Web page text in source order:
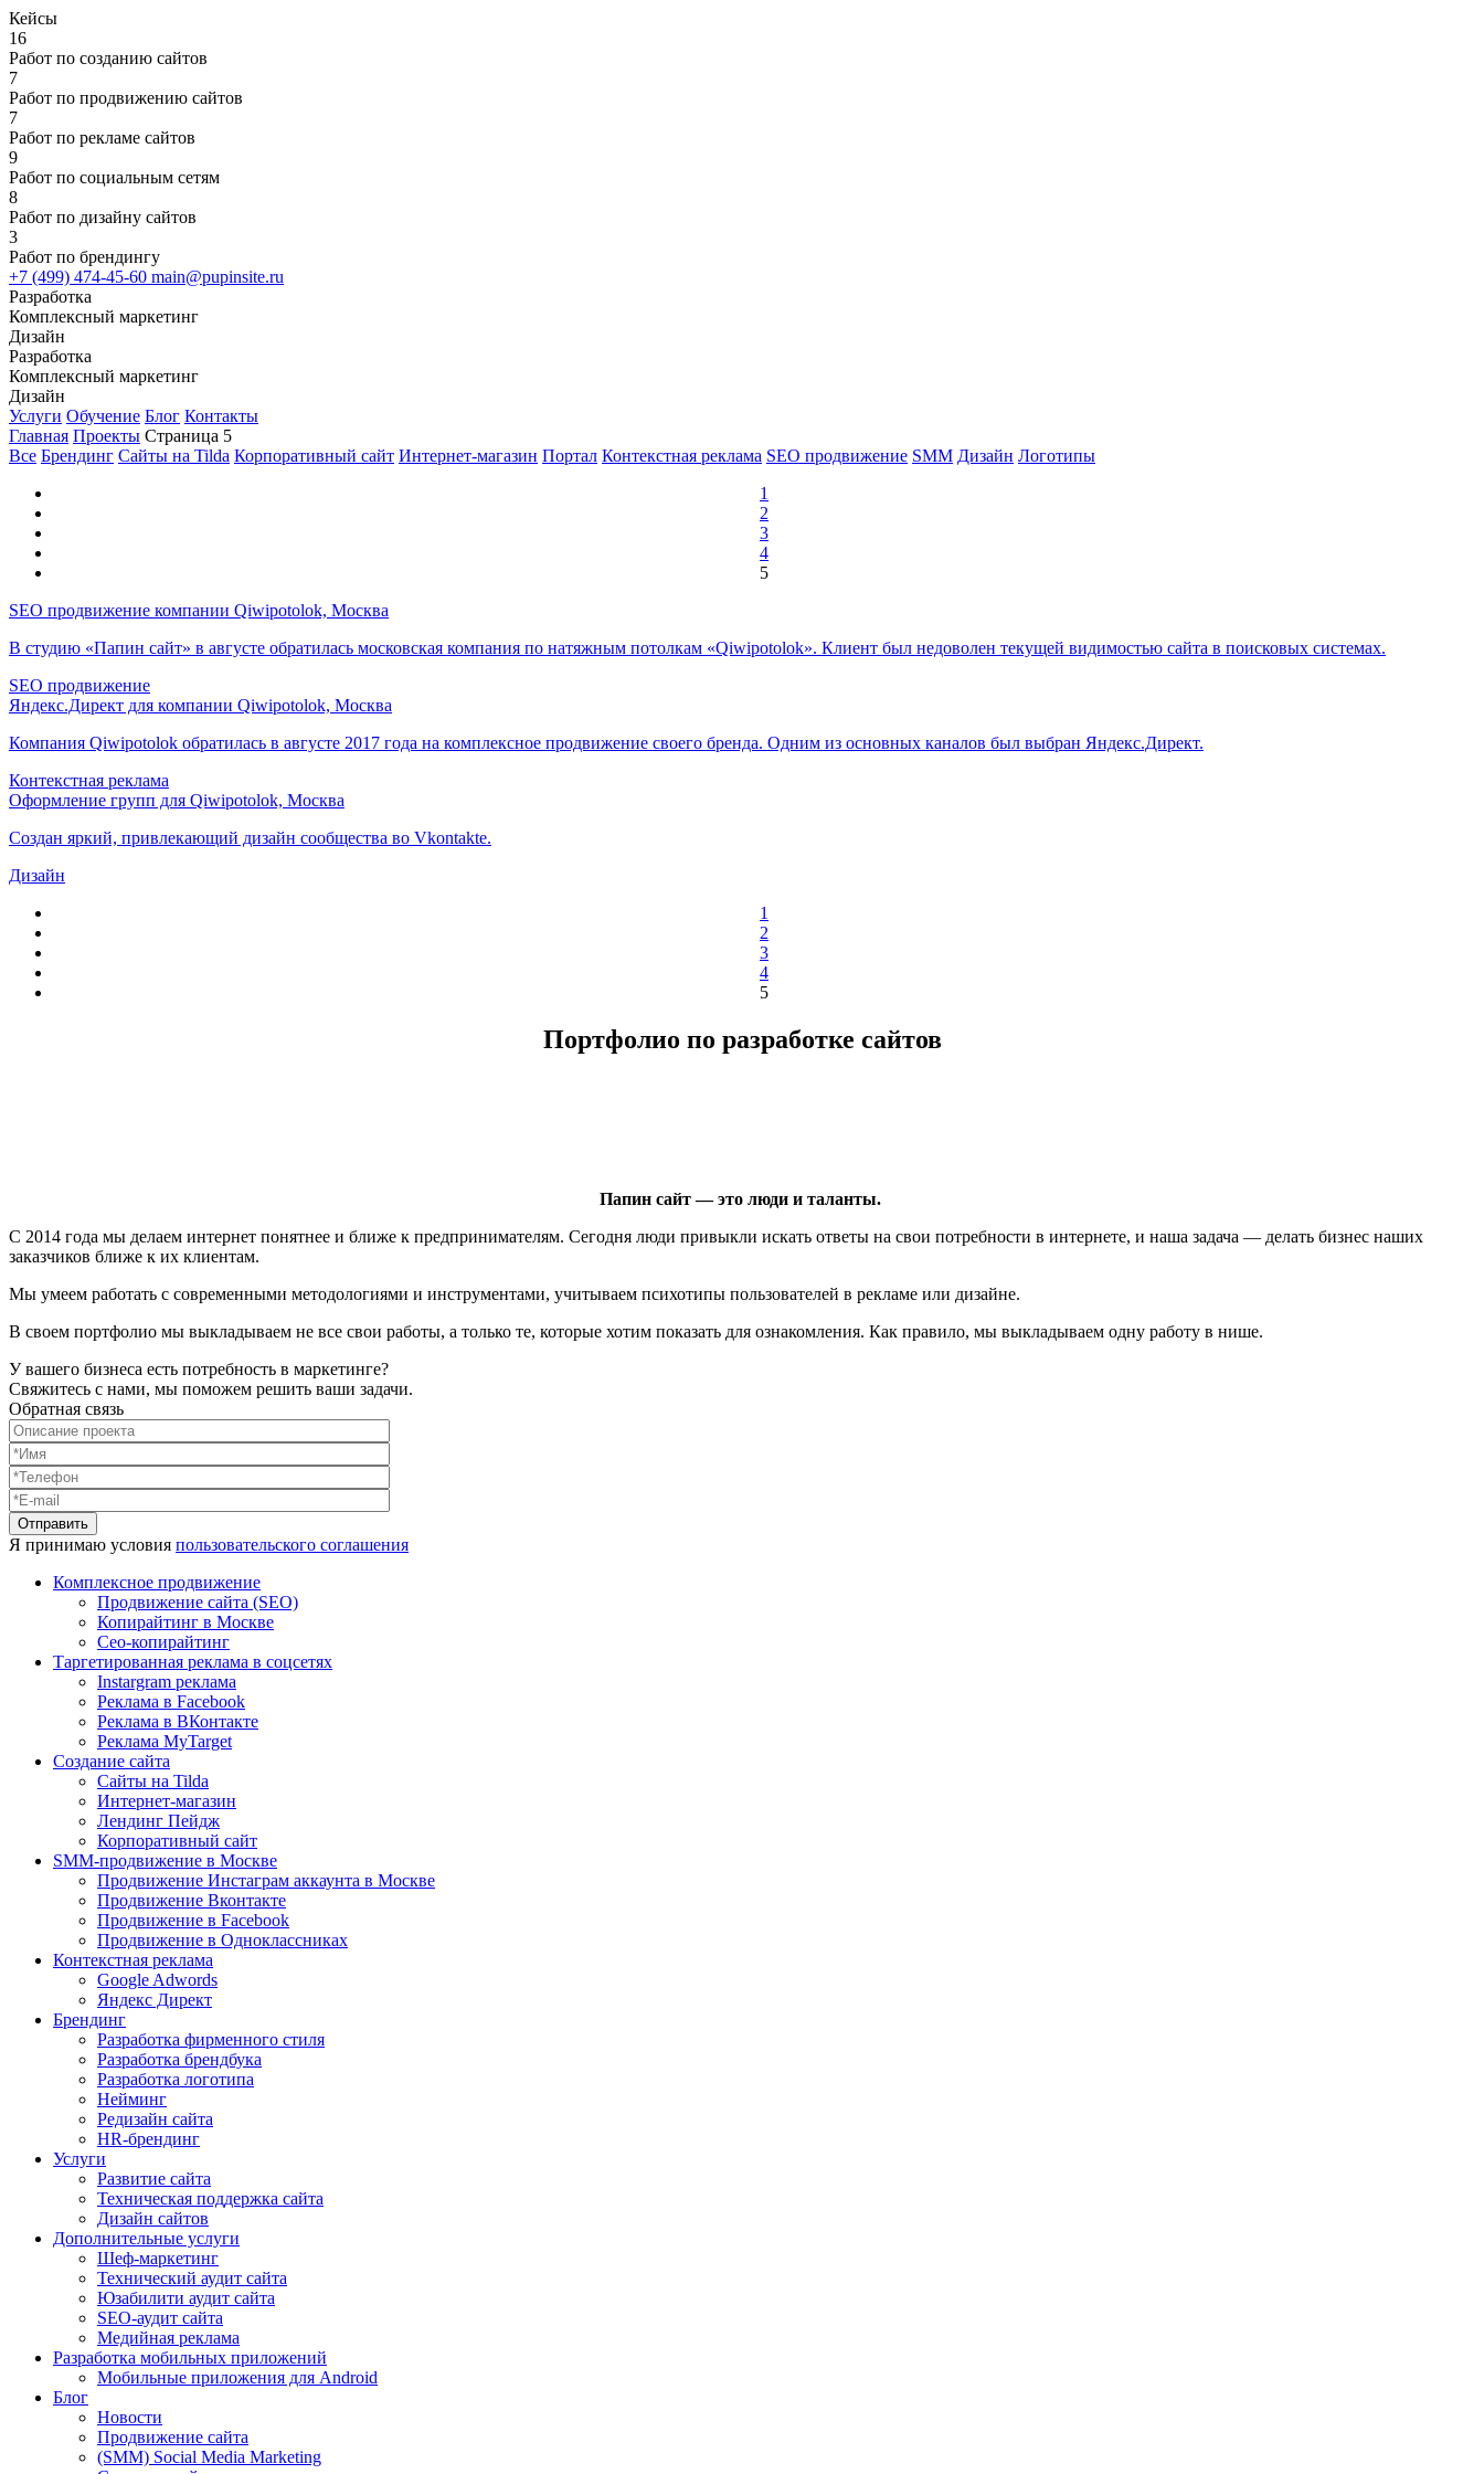
Кейсы
16
Работ по созданию сайтов
7
Работ по продвижению сайтов
7
Работ по рекламе сайтов
9
Работ по социальным сетям
8
Работ по дизайну сайтов
3
Работ по брендингу
+7 (499) 474-45-60 main@pupinsite.ru
Разработка
Комплексный маркетинг
Дизайн
Разработка
Комплексный маркетинг
Дизайн
Услуги Обучение Блог Контакты
Главная Проекты Страница 5
Все Брендинг Сайты на Tilda Корпоративный сайт Интернет-магазин Портал Контекстная реклама SEO продвижение SMM Дизайн Логотипы
1
2
3
4
5
SEO продвижение компании Qiwipotolok, Москва
В студию «Папин сайт» в августе обратилась московская компания по натяжным потолкам «Qiwipotolok». Клиент был недоволен текущей видимостью сайта в поисковых системах.
SEO продвижение
Яндекс.Директ для компании Qiwipotolok, Москва
Компания Qiwipotolok обратилась в августе 2017 года на комплексное продвижение своего бренда. Одним из основных каналов был выбран Яндекс.Директ.
Контекстная реклама
Оформление групп для Qiwipotolok, Москва
Создан яркий, привлекающий дизайн сообщества во Vkontakte.
Дизайн
1
2
3
4
5
Портфолио по разработке сайтов
Папин сайт — это люди и таланты.
С 2014 года мы делаем интернет понятнее и ближе к предпринимателям. Сегодня люди привыкли искать ответы на свои потребности в интернете, и наша задача — делать бизнес наших
заказчиков ближе к их клиентам.
Мы умеем работать с современными методологиями и инструментами, учитываем психотипы пользователей в рекламе или дизайне.
В своем портфолио мы выкладываем не все свои работы, а только те, которые хотим показать для ознакомления. Как правило, мы выкладываем одну работу в нише.
У вашего бизнеса есть потребность в маркетинге?
Свяжитесь с нами, мы поможем решить ваши задачи.
Обратная связь
Я принимаю условия пользовательского соглашения
Комплексное продвижение
Продвижение сайта (SEO)
Копирайтинг в Москве
Сео-копирайтинг
Таргетированная реклама в соцсетях
Instargram реклама
Реклама в Facebook
Реклама в ВКонтакте
Реклама MyTarget
Создание сайта
Сайты на Tilda
Интернет-магазин
Лендинг Пейдж
Корпоративный сайт
SMM-продвижение в Москве
Продвижение Инстаграм аккаунта в Москве
Продвижение Вконтакте
Продвижение в Facebook
Продвижение в Одноклассниках
Контекстная реклама
Google Adwords
Яндекс Директ
Брендинг
Разработка фирменного стиля
Разработка брендбука
Разработка логотипа
Нейминг
Редизайн сайта
HR-брендинг
Услуги
Развитие сайта
Техническая поддержка сайта
Дизайн сайтов
Дополнительные услуги
Шеф-маркетинг
Технический аудит сайта
Юзабилити аудит сайта
SEO-аудит сайта
Медийная реклама
Разработка мобильных приложений
Мобильные приложения для Android
Блог
Новости
Продвижение сайта
(SMM) Social Media Marketing